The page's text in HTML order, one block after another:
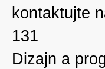
kontaktujte
131
Dizajn a